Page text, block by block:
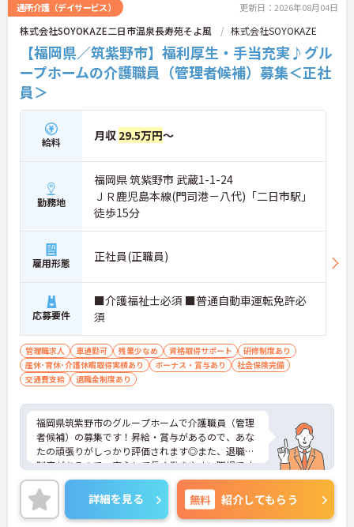
で円滑に連携できる体制です】
る仕組みにより、多職種間でスムーズな連携を図る
ことができます。
・困った時もすぐに相談してフォローし合える風通
しの良い職場環境のため、周囲との信頼関係を深め
ながら業務に取り組めます。
【充実したフォローアップ体制と資格取得支援で、
着実にキャリアを積んでいけます】
・経験や年齢に関係なくOJT制度で先輩スタッフか
ら丁寧な指導を受けられるため、業務の疑問や不安
をその場で解消できます。
・定期的な面談やフォロー研修に加えて各種資格の
取得支援制度も活用できることで、介護の専門性を
高めながら成長を目指せます。
【業績や日々の努力を多角的に評価する「特別報酬
制度」で、収入アップが期待できます】
する独自の仕組みがあります。
・一人ひとりの頑張りが目に見える形でしっかりと
還元されるため、高いモチベーションを維持しなが
ら仕事に向き合うことができます。
【豊富な休暇制度を利用して、長期的に無理のない
・年間17日間のリフレッシュ休暇や産前産後・育児
休暇など多様な休暇制度を利用して私生活を大切に
できます。
・65歳の定年後も70歳まで勤務可能な再雇用制度や
退職金制度を設けており、大手グループの安定した
基盤のもとで長く雇用が保証されます。
【身だしなみの自由度が高く、自分らしいスタイル
を尊重しながら活躍できる環境です】
通所介護（デイサービス） 更新日：2026年08月04日
株式会社SOYOKAZE二日市温泉長寿苑そよ風 株式会社SOYOKAZE
【福岡県／筑紫野市】福利厚生・手当充実♪グル
ープホームの介護職員（管理者候補）募集＜正社
員＞
給料 月収 29.5万円～
勤務地
福岡県 筑紫野市 武蔵1-1-24
ＪＲ鹿児島本線(門司港－八代)「二日市駅」
徒歩15分
雇用形態 正社員(正職員)
応募要件
■介護福祉士必須 ■普通自動車運転免許必
須
管理職求人 車通勤可 残業少なめ 資格取得サポート
研修制度あり
産休･育休･介護休暇取得実績あり
ボーナス・賞与あり
社会保険完備
交通費支給
退職金制度あり
福岡県筑紫野市のグループホームで介護職員（管理
者候補）の募集です！昇給・賞与があるので、あな
たの頑張りがしっかり評価されます◎また、退職金
制度があるので、安心して長く働きやすい職場です
♪ご興味のある方は面接ポイントをお伝えしますの
で、お気軽にご連絡ください。
詳細を見る 無料 紹介してもらう